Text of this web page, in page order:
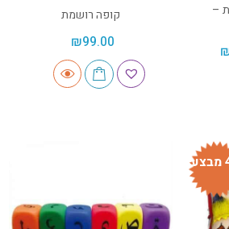
–
קופה רושמת
₪99.00